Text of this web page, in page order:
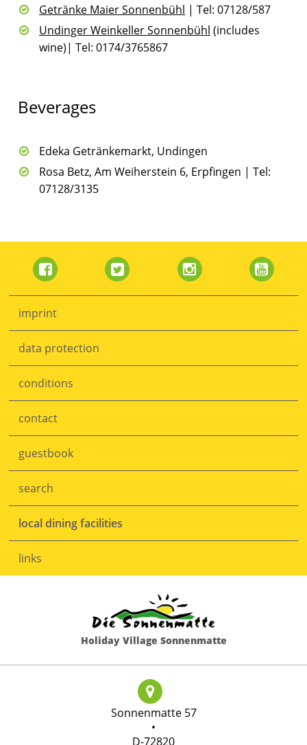
Getränke Maier Sonnenbühl | Tel: 07128/587
Undinger Weinkeller Sonnenbühl (includes
wine)| Tel: 0174/3765867
Beverages
Edeka Getränkemarkt, Undingen
Rosa Betz, Am Weiherstein 6, Erpfingen | Tel:
07128/3135
Skip
navigation
imprint
data protection
conditions
Skip
navigation
contact
guestbook
search
local dining facilities
links
Holiday Village Sonnenmatte
Sonnenmatte 57
•
D-72820